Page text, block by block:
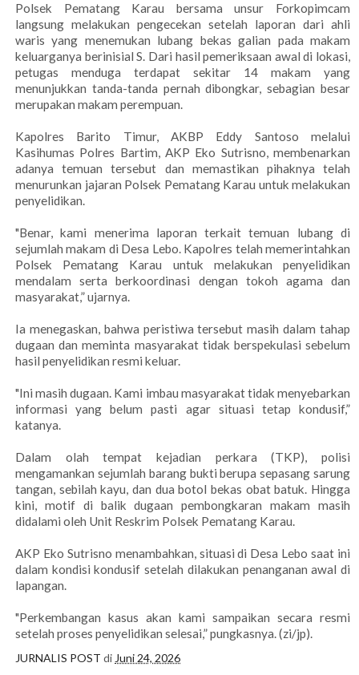
Polsek Pematang Karau bersama unsur Forkopimcam
langsung melakukan pengecekan setelah laporan dari ahli
waris yang menemukan lubang bekas galian pada makam
keluarganya berinisial S. Dari hasil pemeriksaan awal di lokasi,
petugas menduga terdapat sekitar 14 makam yang
menunjukkan tanda-tanda pernah dibongkar, sebagian besar
merupakan makam perempuan.
Kapolres Barito Timur, AKBP Eddy Santoso melalui
Kasihumas Polres Bartim, AKP Eko Sutrisno, membenarkan
adanya temuan tersebut dan memastikan pihaknya telah
menurunkan jajaran Polsek Pematang Karau untuk melakukan
penyelidikan.
"Benar, kami menerima laporan terkait temuan lubang di
sejumlah makam di Desa Lebo. Kapolres telah memerintahkan
Polsek Pematang Karau untuk melakukan penyelidikan
mendalam serta berkoordinasi dengan tokoh agama dan
masyarakat,” ujarnya.
Ia menegaskan, bahwa peristiwa tersebut masih dalam tahap
dugaan dan meminta masyarakat tidak berspekulasi sebelum
hasil penyelidikan resmi keluar.
"Ini masih dugaan. Kami imbau masyarakat tidak menyebarkan
informasi yang belum pasti agar situasi tetap kondusif,”
katanya.
Dalam olah tempat kejadian perkara (TKP), polisi
mengamankan sejumlah barang bukti berupa sepasang sarung
tangan, sebilah kayu, dan dua botol bekas obat batuk. Hingga
kini, motif di balik dugaan pembongkaran makam masih
didalami oleh Unit Reskrim Polsek Pematang Karau.
AKP Eko Sutrisno menambahkan, situasi di Desa Lebo saat ini
dalam kondisi kondusif setelah dilakukan penanganan awal di
lapangan.
"Perkembangan kasus akan kami sampaikan secara resmi
setelah proses penyelidikan selesai,” pungkasnya. (zi/jp).
JURNALIS POST diJuni 24, 2026